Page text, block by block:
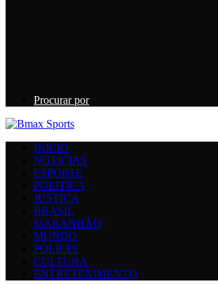
Procurar por
INICIO
NOTÍCIAS
ESPORTE
POLÍTICA
JUSTIÇA
BRASIL
MARANHÃO
MUNDO
POLÍCIA
CULTURA
ENTRETENIMENTO